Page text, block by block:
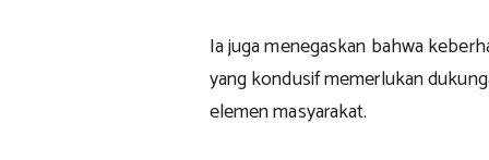
Ia juga menegaskan bahwa
yang kondusif memerlukan
elemen masyarakat.